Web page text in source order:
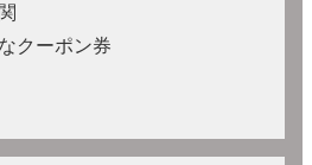
クーポン券